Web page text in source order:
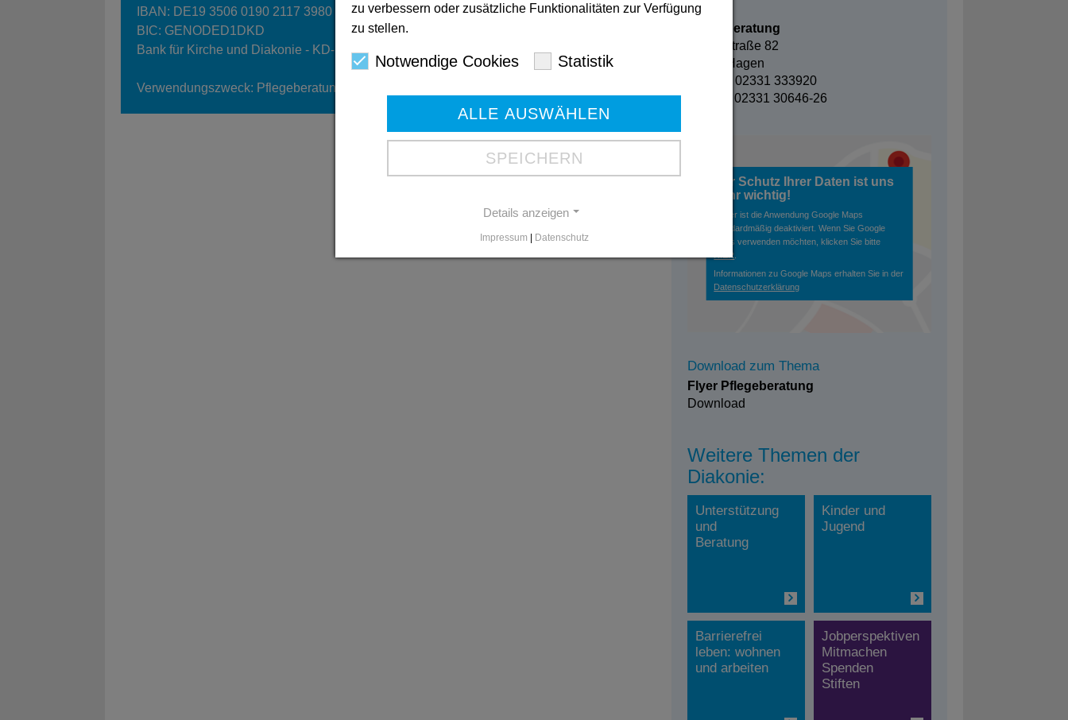
IBAN: DE19 3506 0190 2117 3980 16
BIC: GENODED1DKD
Bank für Kirche und Diakonie - KD-Bank
Verwendungszweck: Pflegeberatung
Kontakt
Pflegeberatung
Körnerstraße 82
58095 Hagen
Telefon: 02331 333920
Telefax: 02331 30646-26
Der Schutz Ihrer Daten ist uns
sehr wichtig!
Daher ist die Anwendung Google Maps
standardmäßig deaktiviert. Wenn Sie Google
Maps verwenden möchten, klicken Sie bitte
HIER
Informationen zu Google Maps erhalten Sie in der
Datenschutzerklärung
Download zum Thema
Flyer Pflegeberatung
Download
Weitere Themen der
Diakonie:
Unterstützung
und
Beratung
Kinder und
Jugend
Barrierefrei
leben: wohnen
und arbeiten
Jobperspektiven
Mitmachen
Spenden
Stiften
zu verbessern oder zusätzliche Funktionalitäten zur Verfügung
zu stellen.
Notwendige Cookies Statistik
ALLE AUSWÄHLEN
SPEICHERN
Details anzeigen
Impressum | Datenschutz